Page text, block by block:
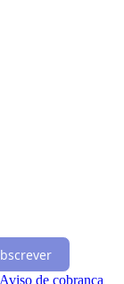
Aviso de cobrança